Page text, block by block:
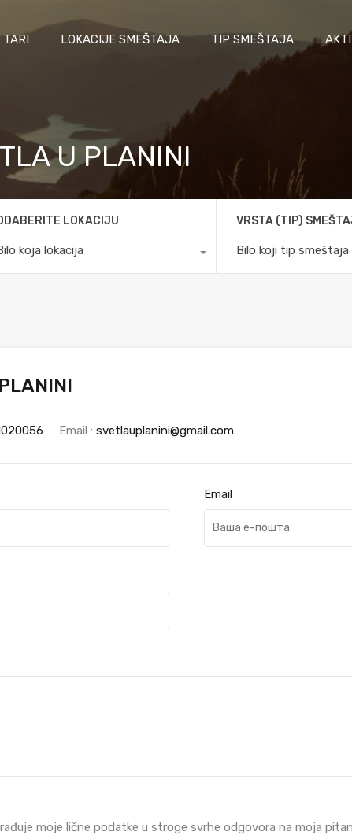
LOKACIJE SMEŠTAJA TIP SMEŠTAJA
U PLANINI
LOKACIJU
koja lokacija
VRSTA (TIP)
Bilo koji tip smeštaja
Email : svetlauplanini@gmail.com
Email
moje lične podatke u stroge svrhe odgovora na moja